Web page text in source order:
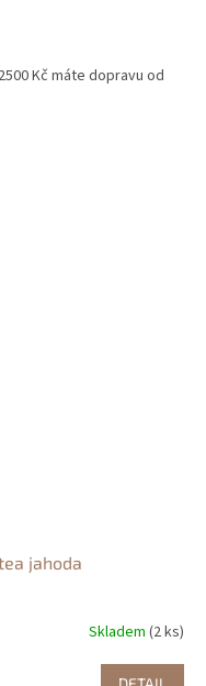
Kč máte dopravu od
jahoda
Skladem (2 ks)